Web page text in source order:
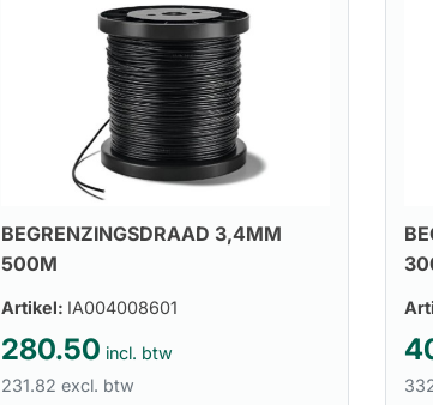
BEGRENZINGSDRAAD 3,4MM
500M
Artikel: IA004008601
280.50 incl. btw
231.82 excl. btw